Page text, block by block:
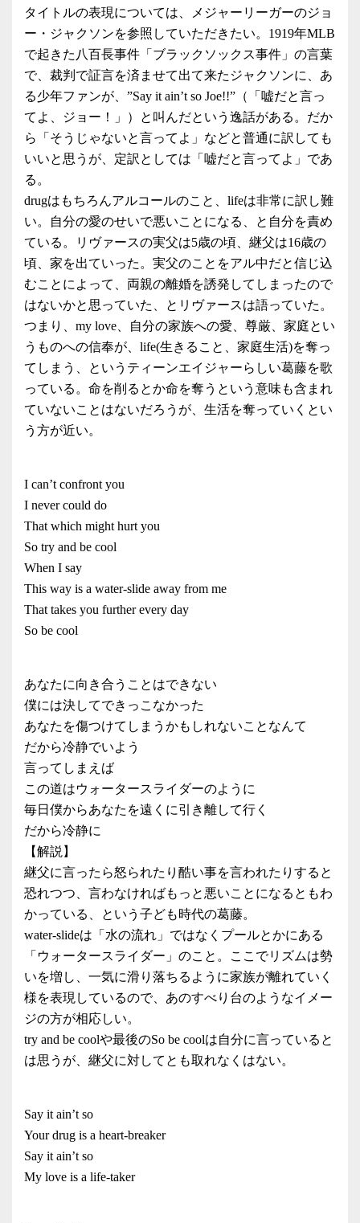
タイトルの表現については、メジャーリーガーのジョ
ー・ジャクソンを参照していただきたい。1919年MLB
で起きた八百長事件「ブラックソックス事件」の言葉
で、裁判で証言を済ませて出て来たジャクソンに、あ
る少年ファンが、”Say it ain’t so Joe!!”（「嘘だと言っ
てよ、ジョー！」）と叫んだという逸話がある。だか
ら「そうじゃないと言ってよ」などと普通に訳しても
いいと思うが、定訳としては「嘘だと言ってよ」であ
る。
drugはもちろんアルコールのこと、lifeは非常に訳し難
い。自分の愛のせいで悪いことになる、と自分を責め
ている。リヴァースの実父は5歳の頃、継父は16歳の
頃、家を出ていった。実父のことをアル中だと信じ込
むことによって、両親の離婚を誘発してしまったので
はないかと思っていた、とリヴァースは語っていた。
つまり、my love、自分の家族への愛、尊厳、家庭とい
うものへの信奉が、life(生きること、家庭生活)を奪っ
てしまう、というティーンエイジャーらしい葛藤を歌
っている。命を削るとか命を奪うという意味も含まれ
ていないことはないだろうが、生活を奪っていくとい
う方が近い。
I can’t confront you
I never could do
That which might hurt you
So try and be cool
When I say
This way is a water-slide away from me
That takes you further every day
So be cool
あなたに向き合うことはできない
僕には決してできっこなかった
あなたを傷つけてしまうかもしれないことなんて
だから冷静でいよう
言ってしまえば
この道はウォータースライダーのように
毎日僕からあなたを遠くに引き離して行く
だから冷静に
【解説】
継父に言ったら怒られたり酷い事を言われたりすると
恐れつつ、言わなければもっと悪いことになるともわ
かっている、という子ども時代の葛藤。
water-slideは「水の流れ」ではなくプールとかにある
「ウォータースライダー」のこと。ここでリズムは勢
いを増し、一気に滑り落ちるように家族が離れていく
様を表現しているので、あのすべり台のようなイメー
ジの方が相応しい。
try and be coolや最後のSo be coolは自分に言っていると
は思うが、継父に対してとも取れなくはない。
Say it ain’t so
Your drug is a heart-breaker
Say it ain’t so
My love is a life-taker